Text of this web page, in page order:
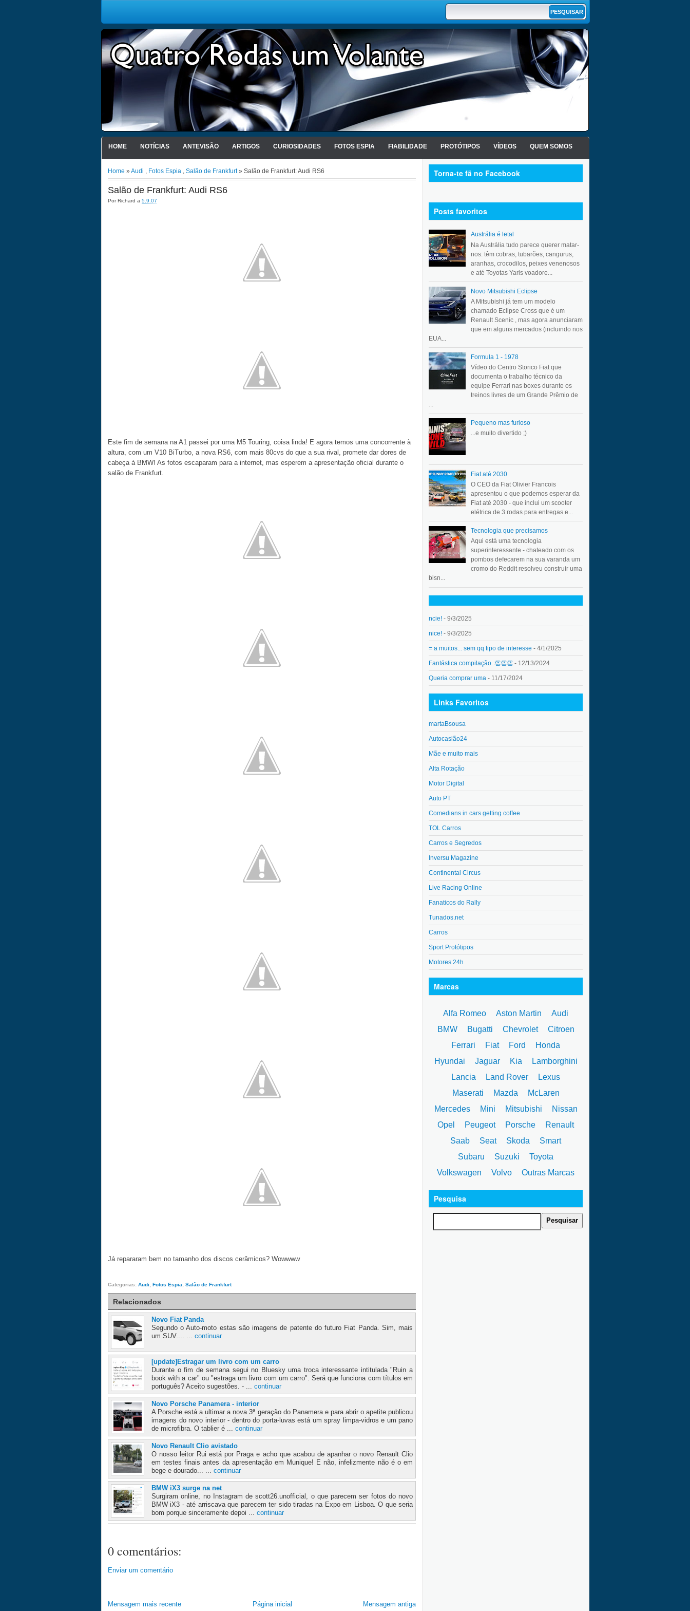
HOME NOTÍCIAS ANTEVISÃO ARTIGOS CURIOSIDADES FOTOS ESPIA FIABILIDADE PROTÓTIPOS VÍDEOS QUEM SOMOS
Home » Audi , Fotos Espia , Salão de Frankfurt» Salão de Frankfurt: Audi RS6
Salão de Frankfurt: Audi RS6
PorRichard a 5.9.07
Este fim de semana na A1 passei por uma M5 Touring, coisa linda! E agora temos uma concorrente à
altura, com um V10 BiTurbo, a nova RS6, com mais 80cvs do que a sua rival, promete dar dores de
cabeça à BMW! As fotos escaparam para a internet, mas esperem a apresentação oficial durante o
salão de Frankfurt.
Já repararam bem no tamanho dos discos cerâmicos? Wowwww
Categorias: Audi Fotos Espia Salão de Frankfurt
Relacionados
Novo Fiat Panda
Segundo o Auto-moto estas são imagens de patente do futuro Fiat Panda. Sim, mais
um SUV.... ... continuar
[update]Estragar um livro com um carro
Durante o fim de semana segui no Bluesky uma troca interessante intitulada "Ruin a
book with a car" ou "estraga um livro com um carro". Será que funciona com títulos em
português? Aceito sugestões. - ... continuar
Novo Porsche Panamera - interior
A Porsche está a ultimar a nova 3ª geração do Panamera e para abrir o apetite publicou
imagens do novo interior - dentro do porta-luvas está um spray limpa-vidros e um pano
de microfibra. O tablier é ... continuar
Novo Renault Clio avistado
O nosso leitor Rui está por Praga e acho que acabou de apanhar o novo Renault Clio
em testes finais antes da apresentação em Munique! E não, infelizmente não é o em
bege e dourado... ... continuar
BMW iX3 surge na net
Surgiram online, no Instagram de scott26.unofficial, o que parecem ser fotos do novo
BMW iX3 - até arriscava que parecem ter sido tiradas na Expo em Lisboa. O que seria
bom porque sinceramente depoi ... continuar
0 comentários:
Enviar um comentário
Mensagem mais recente Mensagem antiga
Página inicial
Torna-te fã no Facebook
Posts favoritos
Austrália é letal
Na Austrália tudo parece querer matar-
nos: têm cobras, tubarões, cangurus,
aranhas, crocodilos, peixes venenosos
e até Toyotas Yaris voadore...
Novo Mitsubishi Eclipse
A Mitsubishi já tem um modelo
chamado Eclipse Cross que é um
Renault Scenic , mas agora anunciaram
que em alguns mercados (incluindo nos
EUA...
Formula 1 - 1978
Vídeo do Centro Storico Fiat que
documenta o trabalho técnico da
equipe Ferrari nas boxes durante os
treinos livres de um Grande Prêmio de
...
Pequeno mas furioso
...e muito divertido ;)
Fiat até 2030
O CEO da Fiat Olivier Francois
apresentou o que podemos esperar da
Fiat até 2030 - que inclui um scooter
elétrica de 3 rodas para entregas e...
Tecnologia que precisamos
Aqui está uma tecnologia
superinteressante - chateado com os
pombos defecarem na sua varanda um
cromo do Reddit resolveu construir uma
bisn...
ncie! - 9/3/2025
nice! - 9/3/2025
= a muitos... sem qq tipo de interesse - 4/1/2025
Fantástica compilação. 👏👏👏 - 12/13/2024
Queria comprar uma - 11/17/2024
Links Favoritos
martaBsousa
Autocasião24
Mãe e muito mais
Alta Rotação
Motor Digital
Auto PT
Comedians in cars getting coffee
TOL Carros
Carros e Segredos
Inversu Magazine
Continental Circus
Live Racing Online
Fanaticos do Rally
Tunados.net
Carros
Sport Protótipos
Motores 24h
Marcas
Alfa Romeo Aston Martin
Audi
BMW
Bugatti Chevrolet
Citroen
Ferrari
Fiat Ford
Honda
Hyundai
Jaguar Kia
Lamborghini
Lancia
Land Rover
Lexus
Maserati
Mazda
McLaren
Mercedes
Mini Mitsubishi
Nissan
Opel
Peugeot Porsche
Renault
Saab
Seat Skoda
Smart
Subaru
Suzuki
Toyota
Volkswagen
Volvo Outras Marcas
Pesquisa